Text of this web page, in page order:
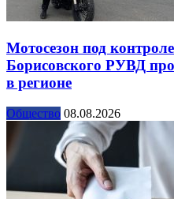
Мотосезон под
Борисовского РУВД
в регионе
Общество 08.08.2026